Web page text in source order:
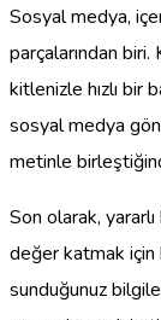
Sosyal medya,
parçalarından
kitlenizle hızlı bir
sosyal medya
metinle
Son olarak,
değer katmak için
sunduğunuz